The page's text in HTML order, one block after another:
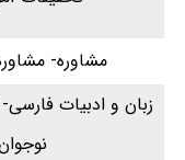
مشاوره-
زبان و ادبیات